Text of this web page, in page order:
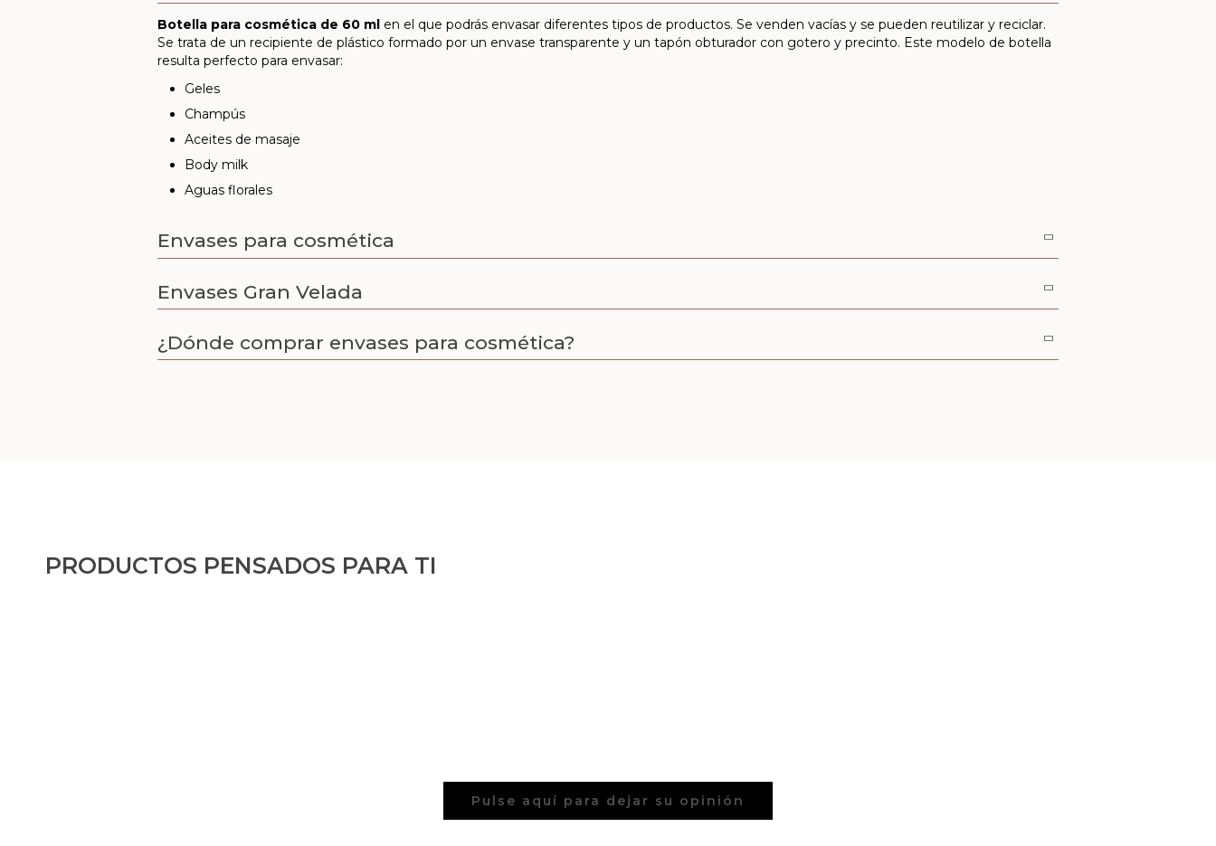
Botella para cosmética de 60 ml en el que podrás envasar diferentes tipos de productos. Se venden vacías yse pueden reutilizar y reciclar.
Se trata de un recipiente de plástico formado por un envase transparente y un tapón obturador con gotero y precinto. Este modelo de botella
resulta perfecto para envasar:
Geles
Champús
Aceites de masaje
Body milk
Aguas florales
Envases para cosmética
Envases Gran Velada
¿Dónde comprar envases para cosmética?
PRODUCTOS PENSADOS PARA TI
Pulse aquí para dejar su opinión